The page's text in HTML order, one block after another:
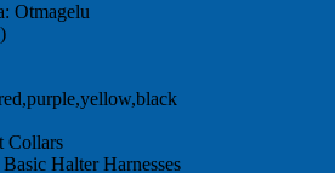
Otmagelu
Collars
Basic Halter Harnesses